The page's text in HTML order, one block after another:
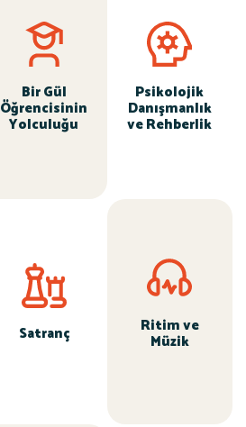
Bir Gül
Öğrencisinin
Yolculuğu
Psikolojik
Danışmanlık
ve Rehberlik
Satranç Ritim ve
Müzik